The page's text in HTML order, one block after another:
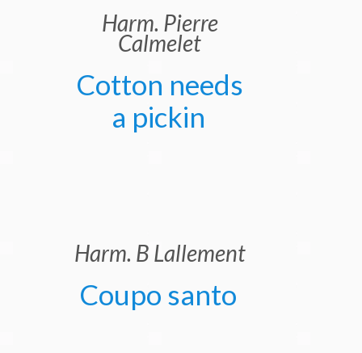
Harm. Pierre
Calmelet
Cotton needs
a pickin
Harm. B Lallement
Coupo santo